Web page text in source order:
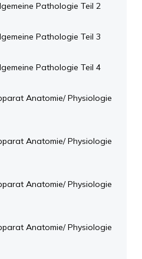
Pathologie Teil 2
Pathologie Teil 3
Pathologie Teil 4
Anatomie/ Physiologie
Anatomie/ Physiologie
Anatomie/ Physiologie
Anatomie/ Physiologie